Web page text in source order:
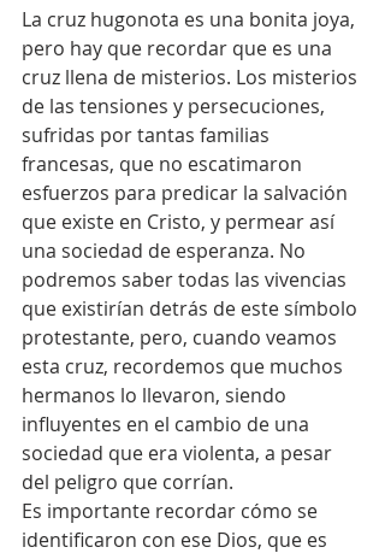
La cruz hugonota es una bonita joya,
pero hay que recordar que es una
cruz llena de misterios. Los misterios
de las tensiones y persecuciones,
sufridas por tantas familias
francesas, que no escatimaron
esfuerzos para predicar la salvación
que existe en Cristo, y permear así
una sociedad de esperanza. No
podremos saber todas las vivencias
que existirían detrás de este símbolo
protestante, pero, cuando veamos
esta cruz, recordemos que muchos
hermanos lo llevaron, siendo
influyentes en el cambio de una
sociedad que era violenta, a pesar
del peligro que corrían.
Es importante recordar cómo se
identificaron con ese Dios, que es